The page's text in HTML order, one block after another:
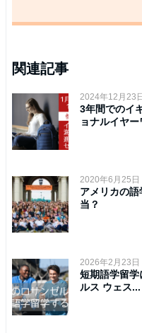
関連記事
2024年12月23
3年間でのイ
ョナルイヤー
2020年6月25日
アメリカの
当？
2026年2月23日
短期語学留
ルス ウェス...